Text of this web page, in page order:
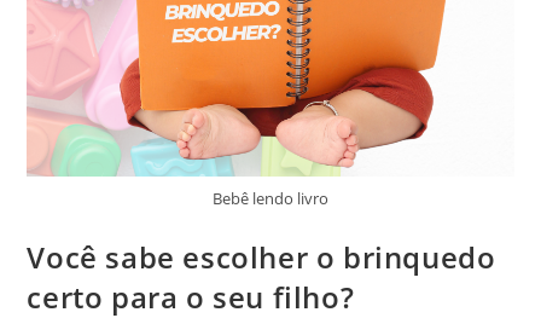
Bebê lendo livro
Você sabe escolher o brinquedo
certo para o seu filho?